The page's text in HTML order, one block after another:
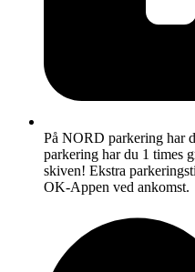
På NORD parkering har
parkering har du 1 times
skiven! Ekstra
OK-Appen ved ankomst.